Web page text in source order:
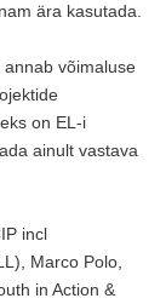
ära kasutada.
võimaluse
on EL-i
ainult vastava
incl
Marco Polo,
in Action &